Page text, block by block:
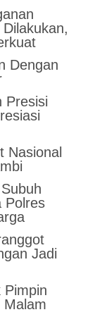
Dengan
Presisi
Nasional
Polres
Jadi
Pimpin
Malam